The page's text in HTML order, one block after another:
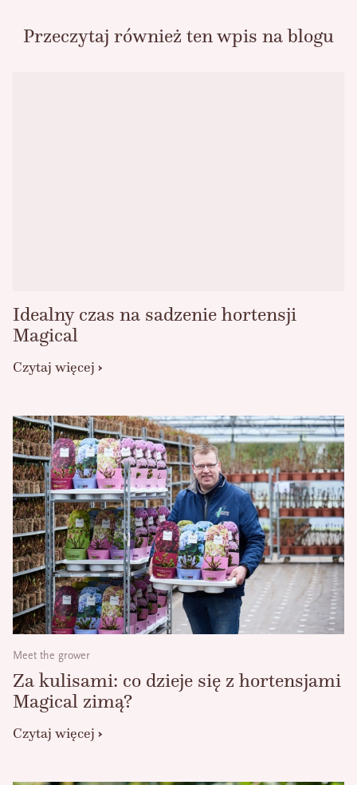
Przeczytaj również ten wpis na blogu
Idealny czas na sadzenie hortensji
Magical
Czytaj więcej
Meet the grower
Za kulisami: co dzieje się z hortensjami
Magical zimą?
Czytaj więcej